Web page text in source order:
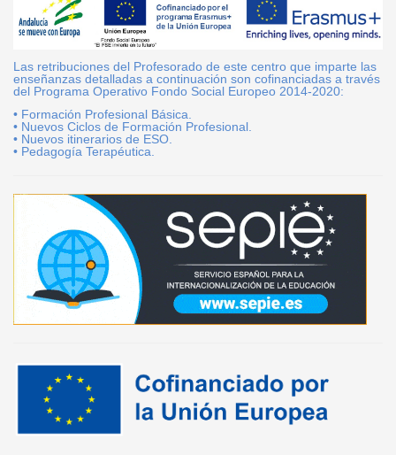
Las retribuciones del Profesorado de este centro que imparte las
enseñanzas detalladas a continuación son cofinanciadas a través
del Programa Operativo Fondo Social Europeo 2014-2020:
• Formación Profesional Básica.
• Nuevos Ciclos de Formación Profesional.
• Nuevos itinerarios de ESO.
• Pedagogía Terapéutica.